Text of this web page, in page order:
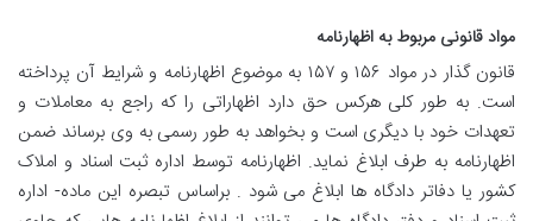
مواد قانونی مربوط به اظهارنامه
قانون گذار در مواد ۱۵۶ و ۱۵۷ به موضوع اظهارنامه و شرایط آن پرداخته
است. به طور کلی هرکس حق دارد اظهاراتی را که راجع به معاملات و
تعهدات خود با دیگری است و بخواهد به طور رسمی به وی برساند ضمن
اظهارنامه به طرف ابلاغ نماید. اظهارنامه توسط اداره ثبت اسناد و املاک
کشور یا دفاتر دادگاه ها ابلاغ می شود . براساس تبصره این ماده- اداره